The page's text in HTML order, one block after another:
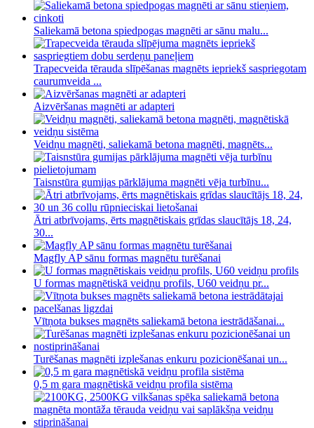
Saliekamā betona spiedpogas magnēti ar sānu malu...
Trapecveida tērauda slīpēšanas magnēts iepriekš saspriegotam
caurumveida ...
Aizvēršanas magnēti ar adapteri
Veidņu magnēti, saliekamā betona magnēti, magnēts...
Taisnstūra gumijas pārklājuma magnēti vēja turbīnu...
Ātri atbrīvojams, ērts magnētiskais grīdas slaucītājs 18, 24,
30...
Magfly AP sānu formas magnētu turēšanai
U formas magnētiskā veidņu profils, U60 veidņu pr...
Vītņota bukses magnēts saliekamā betona iestrādāšanai...
Turēšanas magnēti izplešanas enkuru pozicionēšanai un...
0,5 m gara magnētiskā veidņu profila sistēma